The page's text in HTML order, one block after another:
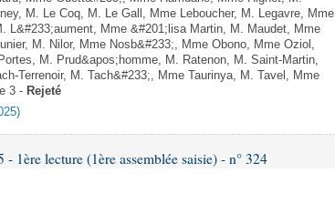
M. Le Coq, M. Le Gall, Mme Leboucher, M. Legavre, Mme
L&#233;aument, Mme &#201;lisa Martin, M. Maudet, Mme
M. Nilor, Mme Nosb&#233;, Mme Obono, Mme Oziol,
M. Prud&apos;homme, M. Ratenon, M. Saint-Martin,
Terrenoir, M. Tach&#233;, Mme Taurinya, M. Tavel, Mme
3 - Rejeté
1ère lecture (1ère assemblée saisie) - n° 324